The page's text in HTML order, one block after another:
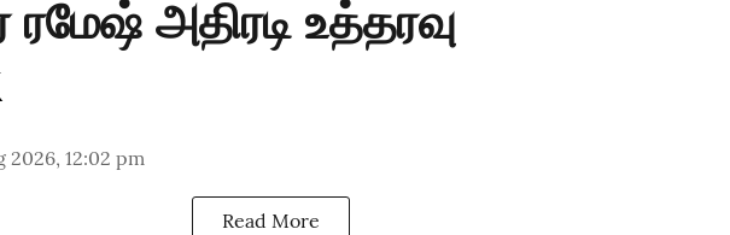
அதிரடி உத்தரவு
2026, 12:02 pm
Read More